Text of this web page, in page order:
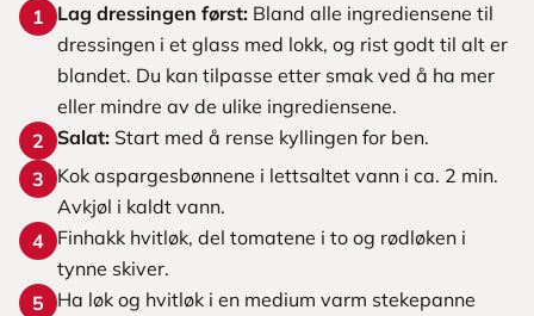
1 Lag dressingen først: Bland alle ingrediensene til
dressingen i et glass med lokk, og rist godt til alt er
blandet. Du kan tilpasse etter smak ved å ha mer
eller mindre av de ulike ingrediensene.
2 Salat: Start med å rense kyllingen for ben.
3
Kok aspargesbønnene i lettsaltet vann i ca. 2 min.
Avkjøl i kaldt vann.
4 Finhakk hvitløk, del tomatene i to og rødløken i
tynne skiver.
5
Ha løk og hvitløk i en medium varm stekepanne